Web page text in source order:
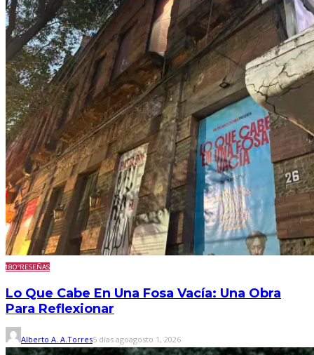
180ºRESEÑAS
Lo Que Cabe En Una Fosa Vacía: Una Obra
Para Reflexionar
Alberto A. A.Torres5 días agoagosto 1, 2026